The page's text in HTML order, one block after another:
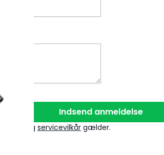
Indsend anmeldelse
og servicevilkår gælder.